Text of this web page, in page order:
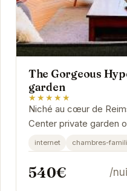
The Gorgeous
garden
★★★★★
Niché au cœur de
Center private garden
un séjour inoubliable.
internet chambres-
540€ /